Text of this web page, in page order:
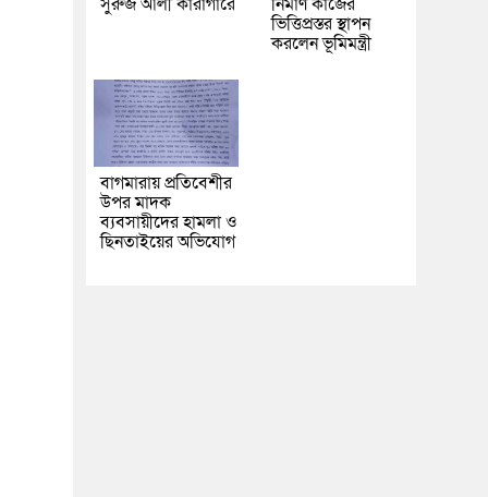
ভিত্তিপ্রস্তর স্থাপন
করলেন ভূমিমন্ত্রী
বাগমারায় প্রতিবেশীর
উপর মাদক
ব্যবসায়ীদের হামলা ও
ছিনতাইয়ের অভিযোগ